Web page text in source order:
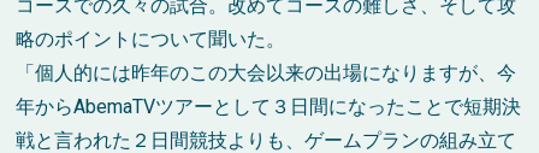
コースでの久々の試合。改めてコースの難しさ、そして攻
略のポイントについて聞いた。
「個人的には昨年のこの大会以来の出場になりますが、今
年からAbemaTVツアーとして３日間になったことで短期決
戦と言われた２日間競技よりも、ゲームプランの組み立て